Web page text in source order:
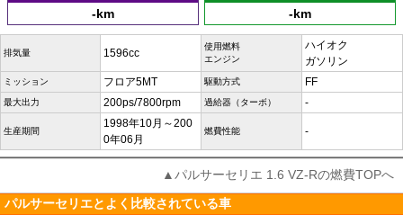
-km -km
排気量 1596cc
使用燃料
エンジン
ハイオク
ガソリン
ミッション フロア5MT 駆動方式 FF
最大出力 200ps/7800rpm 過給器（ターボ） -
生産期間
1998年10月～200
0年06月
燃費性能 -
▲パルサーセリエ 1.6 VZ-Rの燃費TOPへ
パルサーセリエとよく比較されている車